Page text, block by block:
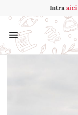
Intra aici